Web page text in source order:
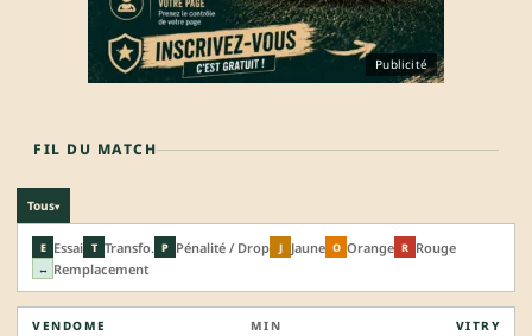
Publicité
FIL DU MATCH
Tous▾
E Essai T Transfo. P Pénalité / Drop J Jaune O Orange R Rouge
↔ Remplacement
VENDOME MIN VITRY